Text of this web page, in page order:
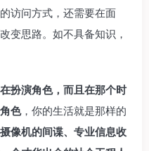
访问方式，还需要在面
变思路。如不具备知识，
扮演角色，而且在那个时
色，你的生活就是那样的
像机的间谍、专业信息收